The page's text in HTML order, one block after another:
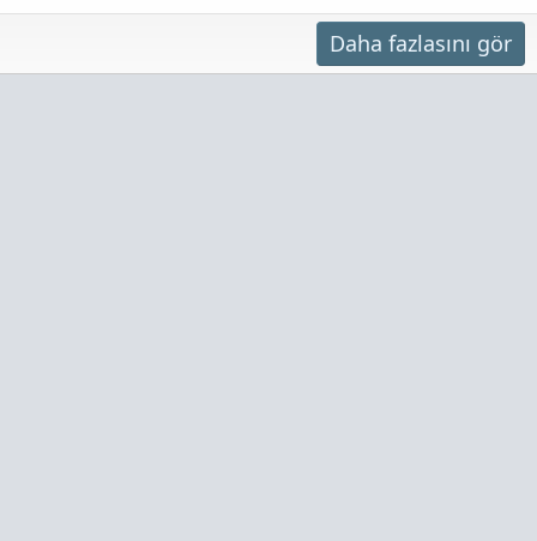
Daha fazlasını gör